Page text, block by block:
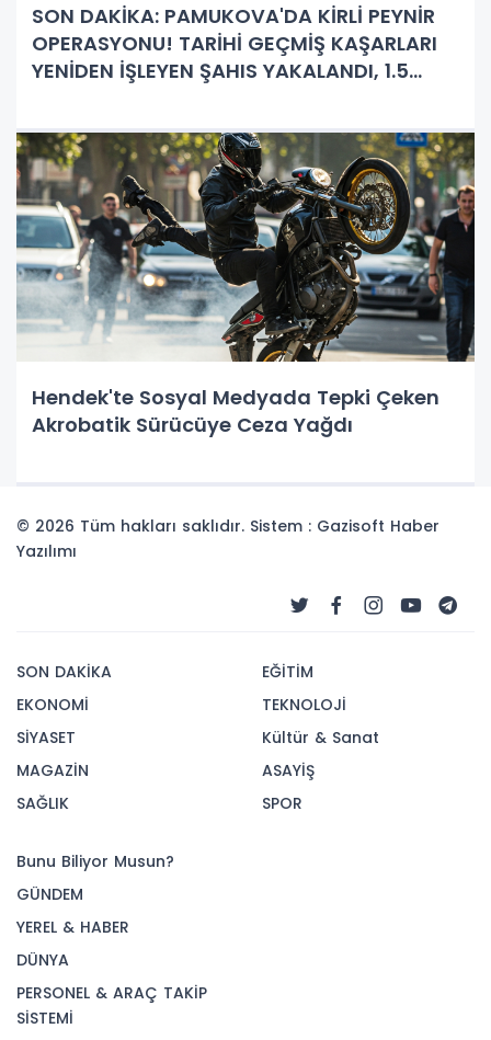
SON DAKİKA: PAMUKOVA'DA KİRLİ PEYNİR
OPERASYONU! TARİHİ GEÇMİŞ KAŞARLARI
YENİDEN İŞLEYEN ŞAHIS YAKALANDI, 1.5
Hendek'te Sosyal Medyada Tepki Çeken
Akrobatik Sürücüye Ceza Yağdı
© 2026 Tüm hakları saklıdır. Sistem : Gazisoft Haber
Yazılımı
SON DAKİKA
EKONOMİ
SİYASET
MAGAZİN
SAĞLIK
EĞİTİM
TEKNOLOJİ
Kültür & Sanat
ASAYİŞ
SPOR
Bunu Biliyor Musun?
GÜNDEM
YEREL & HABER
DÜNYA
PERSONEL & ARAÇ TAKİP
SİSTEMİ